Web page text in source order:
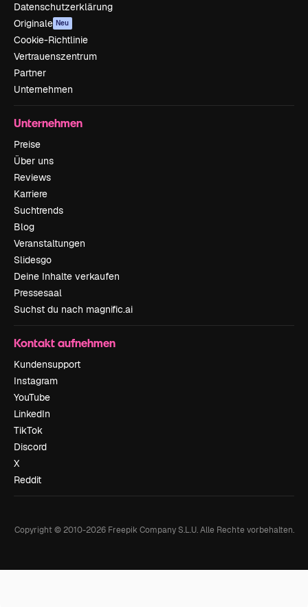
Datenschutzerklärung
Originale Neu
Cookie-Richtlinie
Vertrauenszentrum
Partner
Unternehmen
Unternehmen
Preise
Über uns
Reviews
Karriere
Suchtrends
Blog
Veranstaltungen
Slidesgo
Deine Inhalte verkaufen
Pressesaal
Suchst du nach magnific.ai
Kontakt aufnehmen
Kundensupport
Instagram
YouTube
LinkedIn
TikTok
Discord
X
Reddit
Copyright © 2010-2026Freepik Company S.L.U. Alle Rechte vorbehalten.